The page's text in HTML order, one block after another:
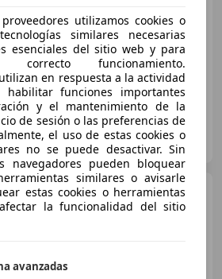
Buen precio
Diésel 142 kW (193 CV)
Mercedes-Benz C 220-
CLASS D
utilizamos cookies o
similares necesarias
esenciales del sitio web y para
funcionamiento.
en respuesta a la actividad
funciones importantes
y el mantenimiento de la
de sesión o las preferencias de
el uso de estas cookies o
no se puede desactivar. Sin
navegadores pueden bloquear
similares o avisarle
estas cookies o herramientas
la funcionalidad del sitio
avanzadas